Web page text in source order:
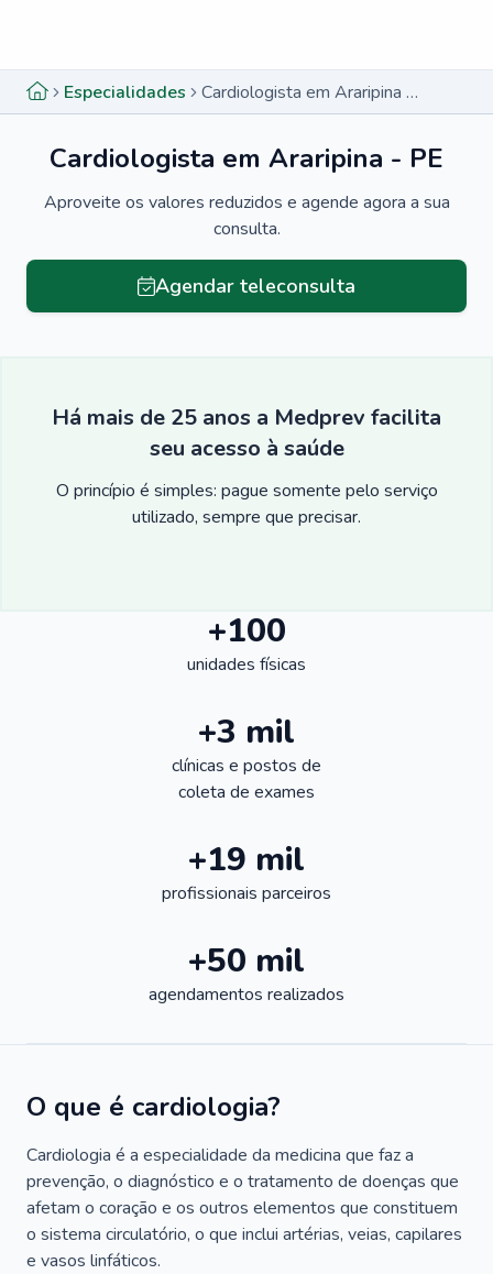
Especialidades Cardiologista em Araripina - PE
Cardiologista em Araripina - PE
Aproveite os valores reduzidos e agende agora a sua
consulta.
Agendar teleconsulta
Há mais de 25 anos a Medprev facilita
seu acesso à saúde
O princípio é simples: pague somente pelo serviço
utilizado, sempre que precisar.
+100
unidades físicas
+3 mil
clínicas e postos de
coleta de exames
+19 mil
profissionais parceiros
+50 mil
agendamentos realizados
O que é cardiologia?
Cardiologia é a especialidade da medicina que faz a
prevenção, o diagnóstico e o tratamento de doenças que
afetam o coração e os outros elementos que constituem
o sistema circulatório, o que inclui artérias, veias, capilares
e vasos linfáticos.